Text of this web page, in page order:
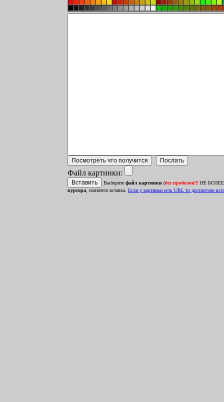
Файл картинки:
Выберите файл картинки(без пробелов!!!НЕ БОЛЕЕ
курсора, появится вставка. Ecли у картинки есть URL то достаточно